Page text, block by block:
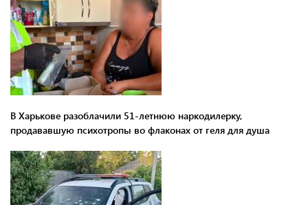
В Харькове разоблачили 51-летнюю наркодилерку,
продававшую психотропы во флаконах от геля для душа